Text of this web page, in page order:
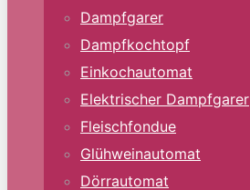
Dampfgarer
Dampfkochtopf
Einkochautomat
Elektrischer Dampfgarer
Fleischfondue
Glühweinautomat
Dörrautomat